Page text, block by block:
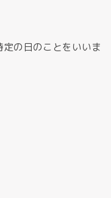
の日のことをいいま